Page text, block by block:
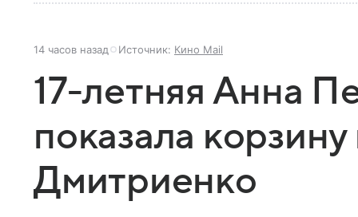
14 часов назад Источник: Кино Mail
17-летняя Анна
показала
Дмитриенко